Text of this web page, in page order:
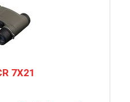
7X21